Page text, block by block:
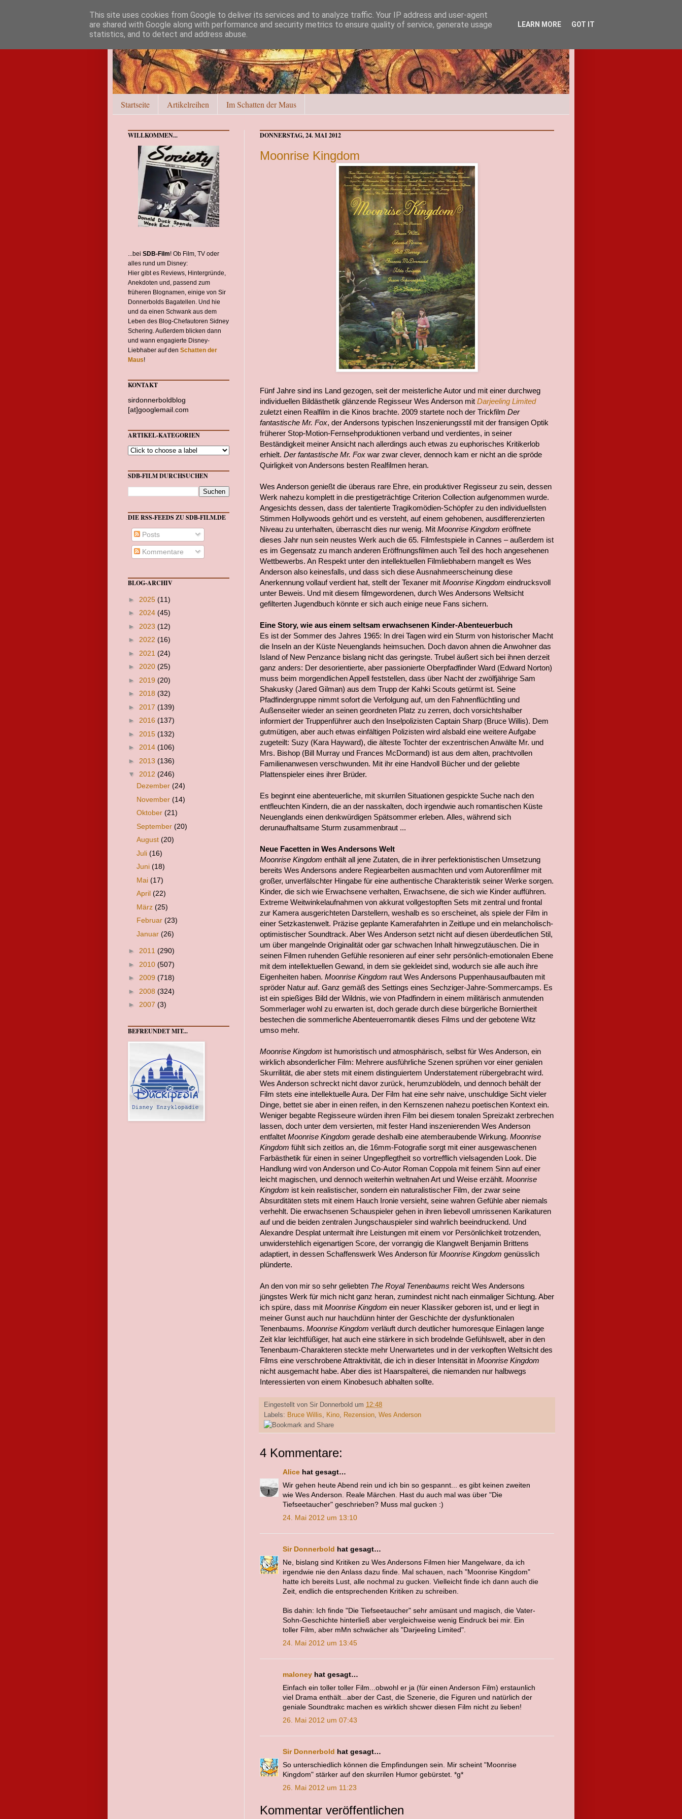
Startseite Artikelreihen Im Schatten der Maus
DONNERSTAG, 24. MAI 2012
Moonrise Kingdom
Fünf Jahre sind ins Land gezogen, seit der meisterliche Autor und mit einer durchweg
individuellen Bildästhetik glänzende Regisseur Wes Anderson mit Darjeeling Limited
zuletzt einen Realfilm in die Kinos brachte. 2009 startete noch der Trickfilm Der
fantastische Mr. Fox, der Andersons typischen Inszenierungsstil mit der fransigen Optik
früherer Stop-Motion-Fernsehproduktionen verband und verdientes, in seiner
Beständigkeit meiner Ansicht nach allerdings auch etwas zu euphorisches Kritikerlob
erhielt. Der fantastische Mr. Fox war zwar clever, dennoch kam er nicht an die spröde
Quirligkeit von Andersons besten Realfilmen heran.
Wes Anderson genießt die überaus rare Ehre, ein produktiver Regisseur zu sein, dessen
Werk nahezu komplett in die prestigeträchtige Criterion Collection aufgenommen wurde.
Angesichts dessen, dass der talentierte Tragikomödien-Schöpfer zu den individuellsten
Stimmen Hollywoods gehört und es versteht, auf einem gehobenen, ausdifferenzierten
Niveau zu unterhalten, überrascht dies nur wenig. Mit Moonrise Kingdom eröffnete
dieses Jahr nun sein neustes Werk auch die 65. Filmfestspiele in Cannes – außerdem ist
es im Gegensatz zu manch anderen Eröffnungsfilmen auch Teil des hoch angesehenen
Wettbewerbs. An Respekt unter den intellektuellen Filmliebhabern mangelt es Wes
Anderson also keinesfalls, und dass sich diese Ausnahmeerscheinung diese
Anerkennung vollauf verdient hat, stellt der Texaner mit Moonrise Kingdom eindrucksvoll
unter Beweis. Und mit diesem filmgewordenen, durch Wes Andersons Weltsicht
gefilterten Jugendbuch könnte er sich auch einige neue Fans sichern.
Eine Story, wie aus einem seltsam erwachsenen Kinder-Abenteuerbuch
Es ist der Sommer des Jahres 1965: In drei Tagen wird ein Sturm von historischer Macht
die Inseln an der Küste Neuenglands heimsuchen. Doch davon ahnen die Anwohner das
Island of New Penzance bislang nicht das geringste. Trubel äußert sich bei ihnen derzeit
ganz anders: Der desorientierte, aber passionierte Oberpfadfinder Ward (Edward Norton)
muss beim morgendlichen Appell feststellen, dass über Nacht der zwölfjährige Sam
Shakusky (Jared Gilman) aus dem Trupp der Kahki Scouts getürmt ist. Seine
Pfadfindergruppe nimmt sofort die Verfolgung auf, um den Fahnenflüchtling und
Außenseiter wieder an seinen geordneten Platz zu zerren, doch vorsichtshalber
informiert der Truppenführer auch den Inselpolizisten Captain Sharp (Bruce Willis). Dem
gutmütigen, aber auch etwas einfältigen Polizisten wird alsbald eine weitere Aufgabe
zugeteilt: Suzy (Kara Hayward), die älteste Tochter der exzentrischen Anwälte Mr. und
Mrs. Bishop (Bill Murray und Frances McDormand) ist aus dem alten, prachtvollen
Familienanwesen verschwunden. Mit ihr eine Handvoll Bücher und der geliebte
Plattenspieler eines ihrer Brüder.
Es beginnt eine abenteuerliche, mit skurrilen Situationen gespickte Suche nach den
entfleuchten Kindern, die an der nasskalten, doch irgendwie auch romantischen Küste
Neuenglands einen denkwürdigen Spätsommer erleben. Alles, während sich
derunaufhaltsame Sturm zusammenbraut ...
Neue Facetten in Wes Andersons Welt
Moonrise Kingdom enthält all jene Zutaten, die in ihrer perfektionistischen Umsetzung
bereits Wes Andersons andere Regiearbeiten ausmachten und vom Autorenfilmer mit
großer, unverfälschter Hingabe für eine authentische Charakteristik seiner Werke sorgen.
Kinder, die sich wie Erwachsene verhalten, Erwachsene, die sich wie Kinder aufführen.
Extreme Weitwinkelaufnahmen von akkurat vollgestopften Sets mit zentral und frontal
zur Kamera ausgerichteten Darstellern, weshalb es so erscheinet, als spiele der Film in
einer Setzkastenwelt. Präzise geplante Kamerafahrten in Zeitlupe und ein melancholisch-
optimistischer Soundtrack. Aber Wes Anderson setzt nicht auf diesen überdeutlichen Stil,
um über mangelnde Originalität oder gar schwachen Inhalt hinwegzutäuschen. Die in
seinen Filmen ruhenden Gefühle resonieren auf einer sehr persönlich-emotionalen Ebene
mit dem intellektuellen Gewand, in dem sie gekleidet sind, wodurch sie alle auch ihre
Eigenheiten haben. Moonrise Kingdom raut Wes Andersons Puppenhausaufbauten mit
spröder Natur auf. Ganz gemäß des Settings eines Sechziger-Jahre-Sommercamps. Es
ist ein spießiges Bild der Wildnis, wie von Pfadfindern in einem militärisch anmutenden
Sommerlager wohl zu erwarten ist, doch gerade durch diese bürgerliche Borniertheit
bestechen die sommerliche Abenteuerromantik dieses Films und der gebotene Witz
umso mehr.
Moonrise Kingdom ist humoristisch und atmosphärisch, selbst für Wes Anderson, ein
wirklich absonderlicher Film: Mehrere ausführliche Szenen sprühen vor einer genialen
Skurrilität, die aber stets mit einem distinguiertem Understatement rübergebracht wird.
Wes Anderson schreckt nicht davor zurück, herumzublödeln, und dennoch behält der
Film stets eine intellektuelle Aura. Der Film hat eine sehr naive, unschuldige Sicht vieler
Dinge, bettet sie aber in einen reifen, in den Kernszenen nahezu poetischen Kontext ein.
Weniger begabte Regisseure würden ihren Film bei diesem tonalen Spreizakt zerbrechen
lassen, doch unter dem versierten, mit fester Hand inszenierenden Wes Anderson
entfaltet Moonrise Kingdom gerade deshalb eine atemberaubende Wirkung. Moonrise
Kingdom fühlt sich zeitlos an, die 16mm-Fotografie sorgt mit einer ausgewaschenen
Farbästhetik für einen in seiner Ungepflegtheit so vortrefflich vielsagenden Look. Die
Handlung wird von Anderson und Co-Autor Roman Coppola mit feinem Sinn auf einer
leicht magischen, und dennoch weiterhin weltnahen Art und Weise erzählt. Moonrise
Kingdom ist kein realistischer, sondern ein naturalistischer Film, der zwar seine
Absurditäten stets mit einem Hauch Ironie versieht, seine wahren Gefühle aber niemals
verhehlt. Die erwachsenen Schauspieler gehen in ihren liebevoll umrissenen Karikaturen
auf und die beiden zentralen Jungschauspieler sind wahrlich beeindruckend. Und
Alexandre Desplat untermalt ihre Leistungen mit einem vor Persönlichkeit trotzenden,
unwiderstehlich eigenartigen Score, der vorrangig die Klangwelt Benjamin Brittens
adaptiert, in dessen Schaffenswerk Wes Anderson für Moonrise Kingdom genüsslich
plünderte.
An den von mir so sehr geliebten The Royal Tenenbaums reicht Wes Andersons
jüngstes Werk für mich nicht ganz heran, zumindest nicht nach einmaliger Sichtung. Aber
ich spüre, dass mit Moonrise Kingdom ein neuer Klassiker geboren ist, und er liegt in
meiner Gunst auch nur hauchdünn hinter der Geschichte der dysfunktionalen
Tenenbaums. Moonrise Kingdom verläuft durch deutlicher humoresque Einlagen lange
Zeit klar leichtfüßiger, hat auch eine stärkere in sich brodelnde Gefühlswelt, aber in den
Tenenbaum-Charakteren steckte mehr Unerwartetes und in der verkopften Weltsicht des
Films eine verschrobene Attraktivität, die ich in dieser Intensität in Moonrise Kingdom
nicht ausgemacht habe. Aber dies ist Haarspalterei, die niemanden nur halbwegs
Interessierten von einem Kinobesuch abhalten sollte.
Eingestellt von Sir Donnerbold um 12:48
Labels: Bruce Willis, Kino, Rezension, Wes Anderson
4 Kommentare:
Alice hat gesagt…
Wir gehen heute Abend rein und ich bin so gespannt... es gibt keinen zweiten
wie Wes Anderson. Reale Märchen. Hast du auch mal was über "Die
Tiefseetaucher" geschrieben? Muss mal gucken :)
24. Mai 2012 um 13:10
Sir Donnerbold hat gesagt…
Ne, bislang sind Kritiken zu Wes Andersons Filmen hier Mangelware, da ich
irgendwie nie den Anlass dazu finde. Mal schauen, nach "Moonrise Kingdom"
hatte ich bereits Lust, alle nochmal zu gucken. Vielleicht finde ich dann auch die
Zeit, endlich die entsprechenden Kritiken zu schreiben.
Bis dahin: Ich finde "Die Tiefseetaucher" sehr amüsant und magisch, die Vater-
Sohn-Geschichte hinterließ aber vergleichweise wenig Eindruck bei mir. Ein
toller Film, aber mMn schwächer als "Darjeeling Limited".
24. Mai 2012 um 13:45
maloney hat gesagt…
Einfach ein toller toller Film...obwohl er ja (für einen Anderson Film) erstaunlich
viel Drama enthält...aber der Cast, die Szenerie, die Figuren und natürlich der
geniale Soundtrakc machen es wirklich shcwer diesen Film nicht zu lieben!
26. Mai 2012 um 07:43
Sir Donnerbold hat gesagt…
So unterschiedlich können die Empfindungen sein. Mir scheint "Moonrise
Kingdom" stärker auf den skurrilen Humor gebürstet. *g*
26. Mai 2012 um 11:23
Kommentar veröffentlichen
WILLKOMMEN...
...bei SDB-Film! Ob Film, TV oder
alles rund um Disney:
Hier gibt es Reviews, Hintergründe,
Anekdoten und, passend zum
früheren Blognamen, einige von Sir
Donnerbolds Bagatellen. Und hie
und da einen Schwank aus dem
Leben des Blog-Chefautoren Sidney
Schering. Außerdem blicken dann
und wann engagierte Disney-
Liebhaber auf den Schatten der
Maus!
KONTAKT
sirdonnerboldblog
[at]googlemail.com
ARTIKEL-KATEGORIEN
SDB-FILM DURCHSUCHEN
DIE RSS-FEEDS ZU SDB-FILM.DE
Posts
Kommentare
BLOG-ARCHIV
► 2025 (11)
► 2024 (45)
► 2023 (12)
► 2022 (16)
► 2021 (24)
► 2020 (25)
► 2019 (20)
► 2018 (32)
► 2017 (139)
► 2016 (137)
► 2015 (132)
► 2014 (106)
► 2013 (136)
▼ 2012 (246)
Dezember (24)
November (14)
Oktober (21)
September (20)
August (20)
Juli (16)
Juni (18)
Mai (17)
April (22)
März (25)
Februar (23)
Januar (26)
► 2011 (290)
► 2010 (507)
► 2009 (718)
► 2008 (324)
► 2007 (3)
BEFREUNDET MIT...
This site uses cookies from Google to deliver its services and to analyze traffic. Your IP address and user-agent
are shared with Google along with performance and security metrics to ensure quality of service, generate usage
statistics, and to detect and address abuse.
LEARN MORE GOT IT